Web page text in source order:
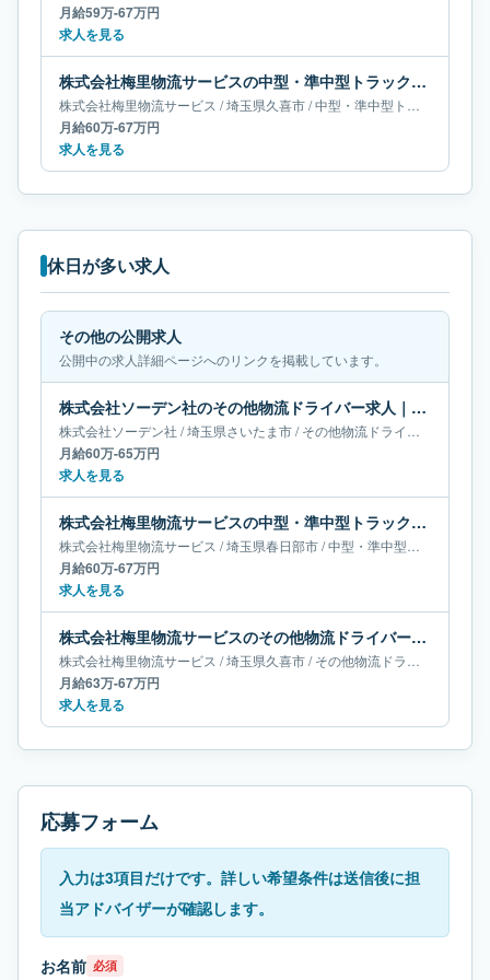
月給59万-67万円
求人を見る
株式会社梅里物流サービスの中型・準中型トラックドライバー求人｜埼玉県久喜市｜月給60万-67万円
株式会社梅里物流サービス /埼玉県久喜市/中型・準中型トラックドライバー
月給60万-67万円
求人を見る
休日が多い求人
その他の公開求人
公開中の求人詳細ページへのリンクを掲載しています。
株式会社ソーデン社のその他物流ドライバー求人｜埼玉県さいたま市｜月給60万-65万円
株式会社ソーデン社 /埼玉県さいたま市/その他物流ドライバー
月給60万-65万円
求人を見る
株式会社梅里物流サービスの中型・準中型トラックドライバー求人｜埼玉県春日部市｜月給60万-67万円
株式会社梅里物流サービス /埼玉県春日部市/中型・準中型トラックドライバー
月給60万-67万円
求人を見る
株式会社梅里物流サービスのその他物流ドライバー求人｜埼玉県久喜市｜月給63万-67万円
株式会社梅里物流サービス /埼玉県久喜市/その他物流ドライバー
月給63万-67万円
求人を見る
応募フォーム
入力は3項目だけです。詳しい希望条件は送信後に担
当アドバイザーが確認します。
お名前 必須